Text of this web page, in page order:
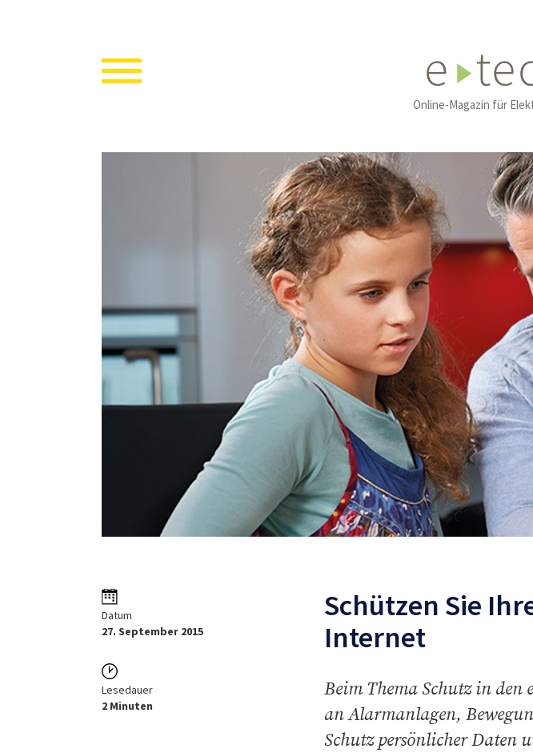
Online-Magazin für
Datum
27. September 2015
Lesedauer
2 Minuten
Schützen Sie
Internet
Beim Thema Schutz in den
an Alarmanlagen,
Schutz persönlicher Daten